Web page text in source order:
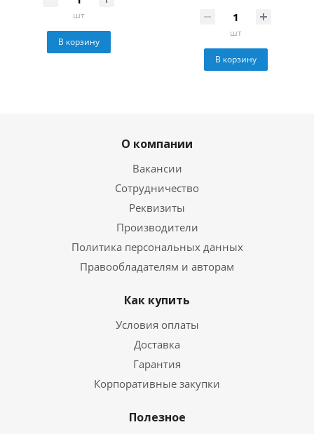
шт
В корзину
шт
В корзину
О компании
Вакансии
Сотрудничество
Реквизиты
Производители
Политика персональных данных
Правообладателям и авторам
Как купить
Условия оплаты
Доставка
Гарантия
Корпоративные закупки
Полезное